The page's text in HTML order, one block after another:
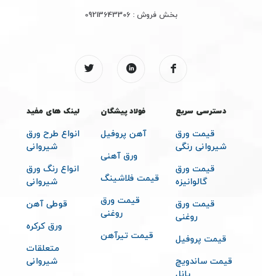
بخش فروش :09213643306
دسترسی سریع
قیمت ورق
شیروانی رنگی
قیمت ورق
گالوانیزه
قیمت ورق
روغنی
قیمت پروفیل
قیمت ساندویچ
فولاد پیشگان
آهن پروفیل
ورق آهنی
قیمت فلاشینگ
قیمت ورق
روغنی
قیمت تیرآهن
لینک های مفید
انواع طرح ورق
شیروانی
انواع رنگ ورق
شیروانی
قوطی آهن
ورق کرکره
متعلقات
شیروانی